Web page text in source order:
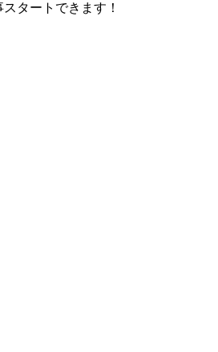
タートできます！